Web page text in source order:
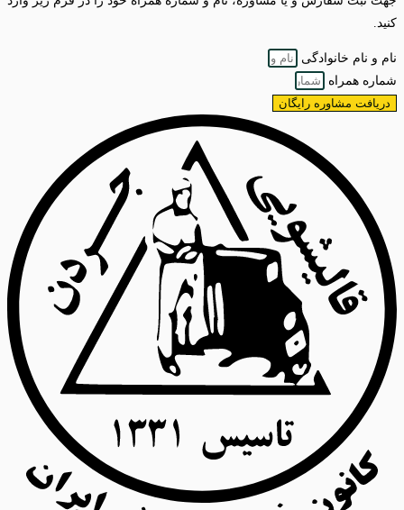
کنید.
نام و نام خانوادگی
شماره همراه
دریافت مشاوره رایگان